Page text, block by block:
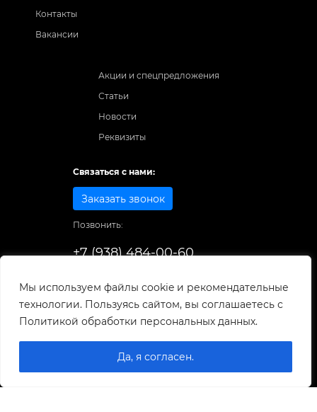
Мы используем файлы cookie и рекомендательные
технологии. Пользуясь сайтом, вы соглашаетесь с
Политикой обработки персональных данных.
Да, я согласен.
Контакты
Вакансии
Акции и спецпредложения
Статьи
Новости
Реквизиты
Связаться с нами:
Заказать звонок
Позвонить:
+7 (938) 484-00-60
© 1998-2026
0